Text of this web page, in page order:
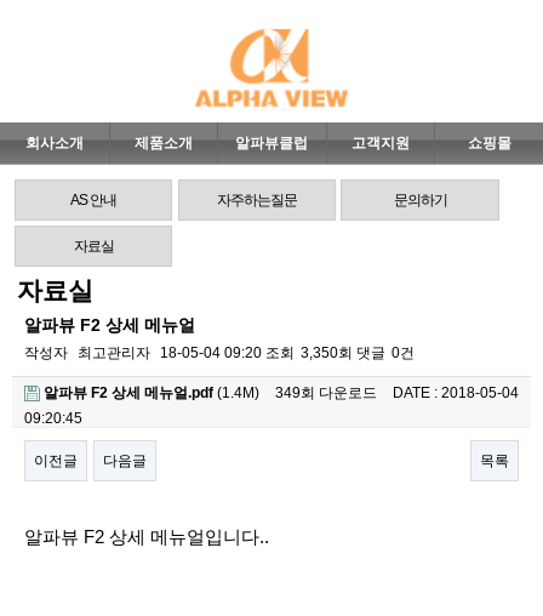
회사소개 제품소개 알파뷰클럽 고객지원 쇼핑몰
AS 안내 자주하는질문 문의하기
자료실
자료실
알파뷰 F2 상세 메뉴얼
작성자 최고관리자 18-05-04 09:20 조회 3,350회 댓글 0건
알파뷰 F2 상세 메뉴얼.pdf (1.4M) 349회 다운로드
DATE : 2018-05-04
09:20:45
이전글 다음글 목록
알파뷰 F2 상세 메뉴얼입니다..